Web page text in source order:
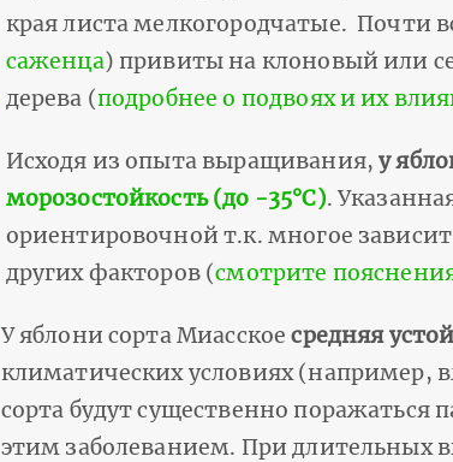
края листа мелкогородчатые. Почти
саженца) привиты на клоновый или
дерева (подробнее о подвоях и их
Исходя из опыта выращивания,у
морозостойкость (до -35°С).
ориентировочной т.к. многое
других факторов (смотрите
У яблони сорта Миасскоесредняя
климатических условиях (например,
сорта будут существенно
этим заболеванием. При длительных